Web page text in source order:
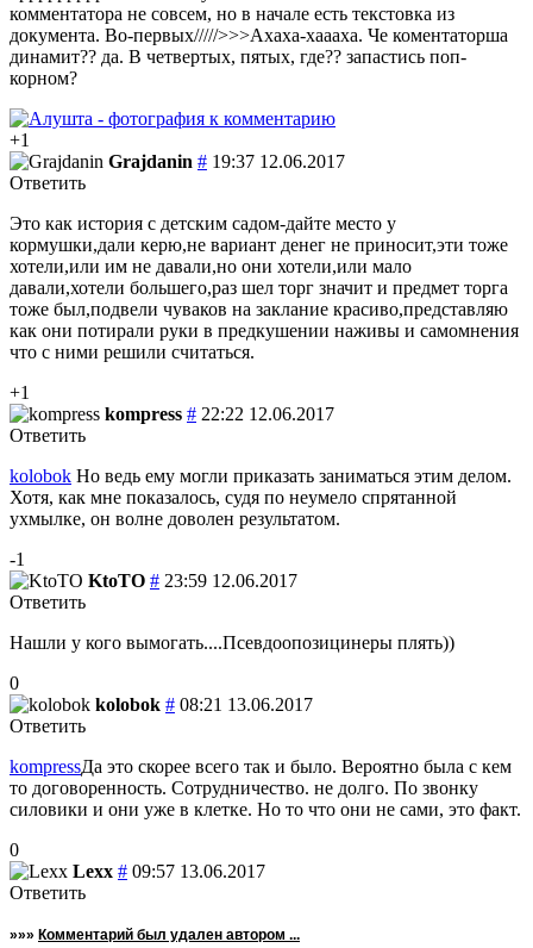
комментатора не совсем, но в начале есть текстовка из
документа. Во-первых/////>>>Ахаха-хаааха. Че коментаторша
динамит?? да. В четвертых, пятых, где?? запастись поп-
корном?
+1
Grajdanin # 19:37 12.06.2017
Ответить
Это как история с детским садом-дайте место у
кормушки,дали керю,не вариант денег не приносит,эти тоже
хотели,или им не давали,но они хотели,или мало
давали,хотели большего,раз шел торг значит и предмет торга
тоже был,подвели чуваков на заклание красиво,представляю
как они потирали руки в предкушении наживы и самомнения
что с ними решили считаться.
+1
kompress # 22:22 12.06.2017
Ответить
kolobok Но ведь ему могли приказать заниматься этим делом.
Хотя, как мне показалось, судя по неумело спрятанной
ухмылке, он волне доволен результатом.
-1
KtoTO # 23:59 12.06.2017
Ответить
Нашли у кого вымогать....Псевдоопозицинеры плять))
0
kolobok # 08:21 13.06.2017
Ответить
kompressДа это скорее всего так и было. Вероятно была с кем
то договоренность. Сотрудничество. не долго. По звонку
силовики и они уже в клетке. Но то что они не сами, это факт.
0
Lexx # 09:57 13.06.2017
Ответить
»»» Комментарий был удален автором ...